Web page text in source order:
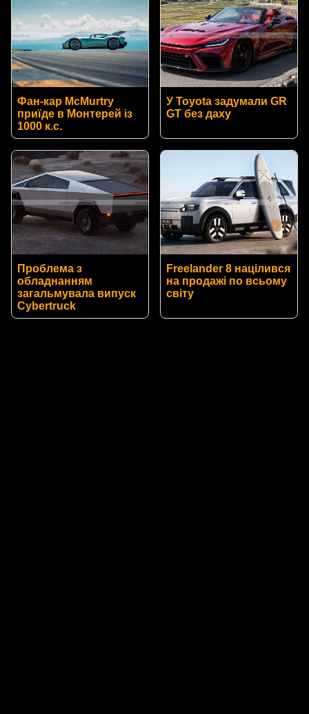
Фан-кар McMurtry
приїде в Монтерей із
1000 к.с.
У Toyota задумали GR
GT без даху
Проблема з
обладнанням
загальмувала випуск
Cybertruck
Freelander 8 націлився
на продажі по всьому
світу